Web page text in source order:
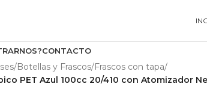
CONTACTO
/Botellas y Frascos/Frascos con tapa/
PET Azul 100cc 20/410 con Atomizador